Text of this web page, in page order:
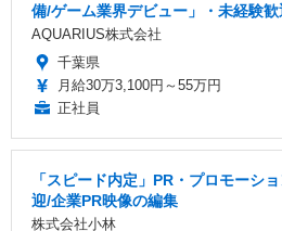
備/ゲーム業界デビュー」・未経験
AQUARIUS株式会社
千葉県
月給30万3,100円～55万円
正社員
「スピード内定」PR・プロモーシ
迎/企業PR映像の編集
株式会社小林